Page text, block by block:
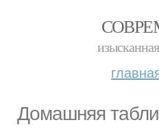
Домашняя